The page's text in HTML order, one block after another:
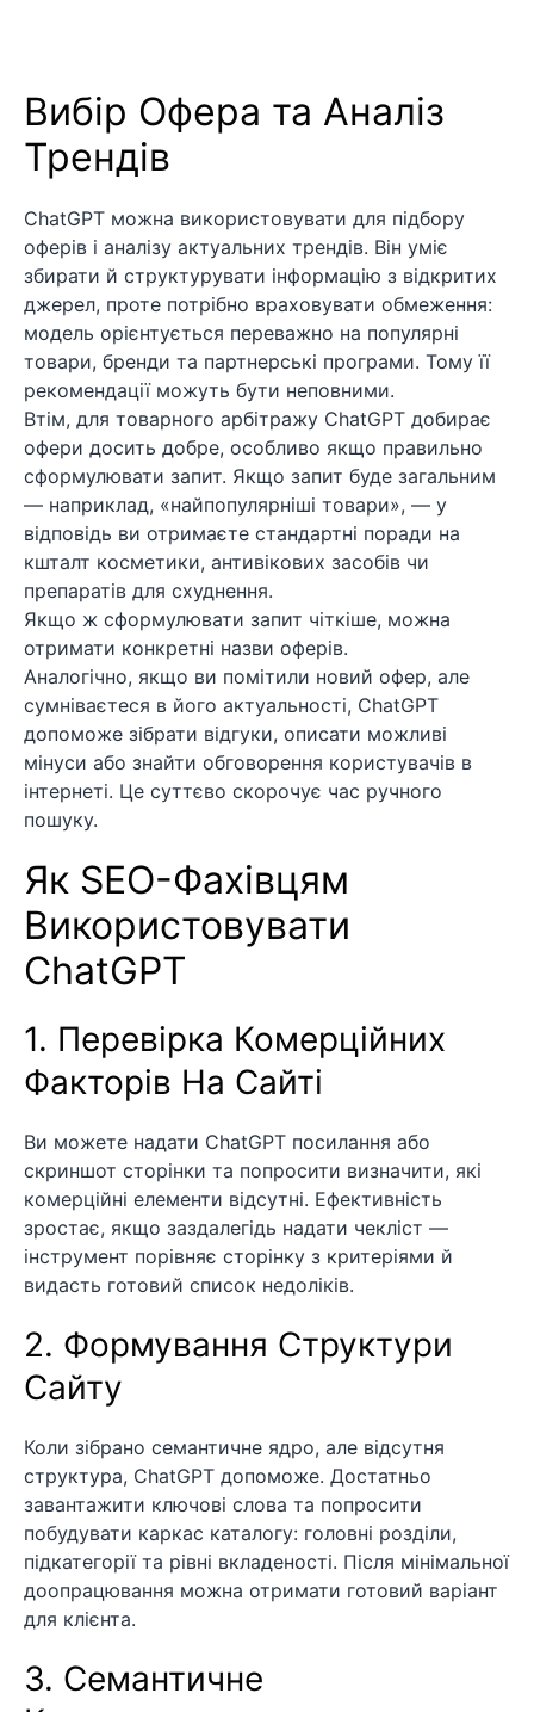
Вибір Офера та Аналіз
Трендів
ChatGPT можна використовувати для підбору
оферів і аналізу актуальних трендів. Він уміє
збирати й структурувати інформацію з відкритих
джерел, проте потрібно враховувати обмеження:
модель орієнтується переважно на популярні
товари, бренди та партнерські програми. Тому її
рекомендації можуть бути неповними.
Втім, для товарного арбітражу ChatGPT добирає
офери досить добре, особливо якщо правильно
сформулювати запит. Якщо запит буде загальним
— наприклад, «найпопулярніші товари», — у
відповідь ви отримаєте стандартні поради на
кшталт косметики, антивікових засобів чи
препаратів для схуднення.
Якщо ж сформулювати запит чіткіше, можна
отримати конкретні назви оферів.
Аналогічно, якщо ви помітили новий офер, але
сумніваєтеся в його актуальності, ChatGPT
допоможе зібрати відгуки, описати можливі
мінуси або знайти обговорення користувачів в
інтернеті. Це суттєво скорочує час ручного
пошуку.
Як SEO-Фахівцям
Використовувати
ChatGPT
1. Перевірка Комерційних
Факторів На Сайті
Ви можете надати ChatGPT посилання або
скриншот сторінки та попросити визначити, які
комерційні елементи відсутні. Ефективність
зростає, якщо заздалегідь надати чекліст —
інструмент порівняє сторінку з критеріями й
видасть готовий список недоліків.
2. Формування Структури
Сайту
Коли зібрано семантичне ядро, але відсутня
структура, ChatGPT допоможе. Достатньо
завантажити ключові слова та попросити
побудувати каркас каталогу: головні розділи,
підкатегорії та рівні вкладеності. Після мінімальної
доопрацювання можна отримати готовий варіант
для клієнта.
3. Семантичне